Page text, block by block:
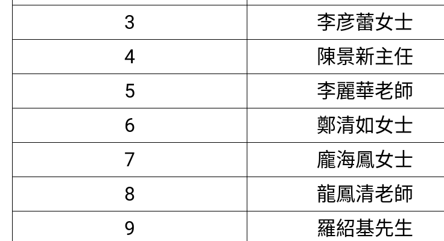
3
李彦蕾女士
4
陳景新主任
5
李麗華老師
6
鄭清如女士
7
龐海鳳女士
8
龍鳳清老師
9
羅紹基先生